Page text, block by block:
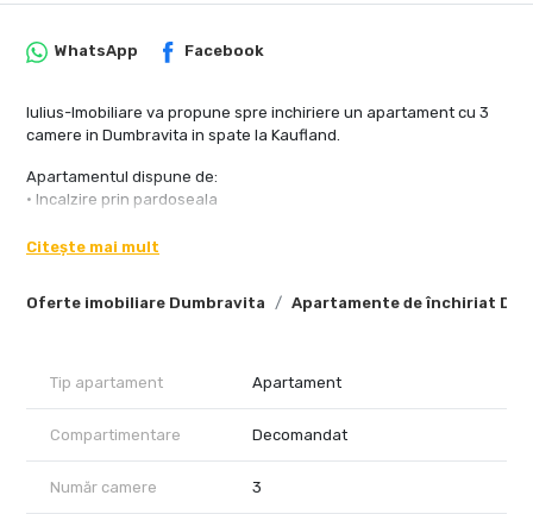
Oferte imobiliare Dumbravita Apartamente de închiriat
WhatsApp Facebook
Iulius-Imobiliare va propune spre inchiriere un apartament cu 3
camere in Dumbravita in spate la Kaufland.
Apartamentul dispune de:
• Incalzire prin pardoseala
• Televizor SMART LG 4k 138cm
• Un loc de parcare inclus
Disponibilitate imediata!
Citește mai mult
Tip apartament Apartament
Compartimentare Decomandat
Număr camere 3